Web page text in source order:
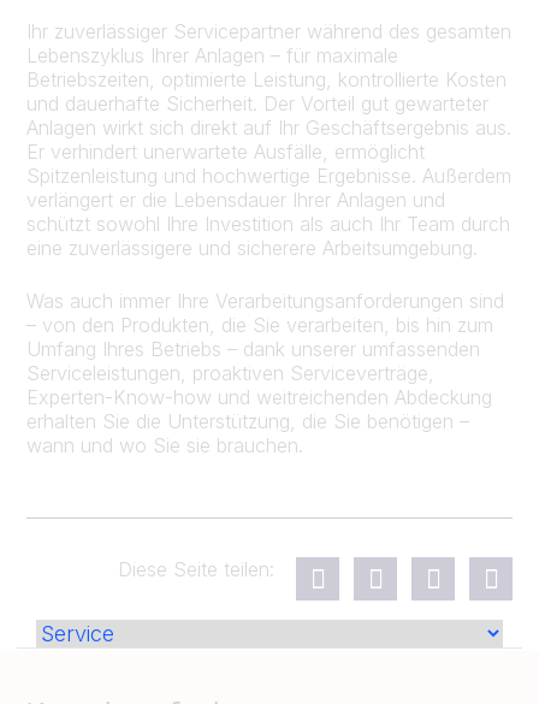
Ihr zuverlässiger Servicepartner während des gesamten
Lebenszyklus Ihrer Anlagen – für maximale
Betriebszeiten, optimierte Leistung, kontrollierte Kosten
und dauerhafte Sicherheit. Der Vorteil gut gewarteter
Anlagen wirkt sich direkt auf Ihr Geschäftsergebnis aus.
Er verhindert unerwartete Ausfälle, ermöglicht
Spitzenleistung und hochwertige Ergebnisse. Außerdem
verlängert er die Lebensdauer Ihrer Anlagen und
schützt sowohl Ihre Investition als auch Ihr Team durch
eine zuverlässigere und sicherere Arbeitsumgebung.
Was auch immer Ihre Verarbeitungsanforderungen sind
– von den Produkten, die Sie verarbeiten, bis hin zum
Umfang Ihres Betriebs – dank unserer umfassenden
Serviceleistungen, proaktiven Serviceverträge,
Experten-Know-how und weitreichenden Abdeckung
erhalten Sie die Unterstützung, die Sie benötigen –
wann und wo Sie sie brauchen.
Diese Seite teilen: